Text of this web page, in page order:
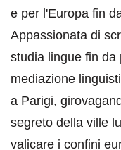
e per l'Europa fin
Appassionata di
studia lingue fin da
mediazione
a Parigi,
segreto della ville
valicare i confini